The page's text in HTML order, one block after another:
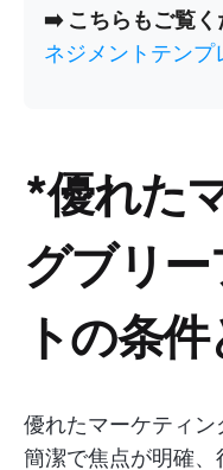
➡️ こちらもご覧く
ネジメントテンプ
*優れた
グブリ
トの条
優れたマーケティン
簡潔で焦点が明確